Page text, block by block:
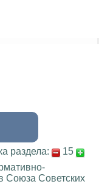
раздела:
15
Союза Советских